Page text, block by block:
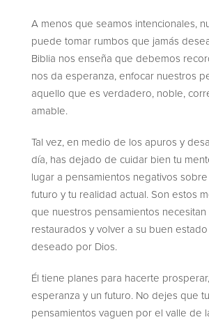
A menos que seamos intencionales,
puede tomar rumbos que jamás
Biblia nos enseña que debemos
nos da esperanza, enfocar nuestros
aquello que es verdadero, noble,
amable.
Tal vez, en medio de los apuros y
día, has dejado de cuidar bien tu
lugar a pensamientos negativos
futuro y tu realidad actual. Son estos
que nuestros pensamientos necesitan
restaurados y volver a su buen
deseado por Dios.
Él tiene planes para hacerte
esperanza y un futuro. No dejes que
pensamientos vaguen por el valle de